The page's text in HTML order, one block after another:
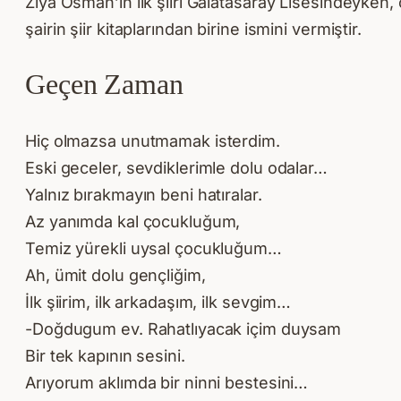
şairin şiir kitaplarından birine ismini vermiştir.
Geçen Zaman
Hiç olmazsa unutmamak isterdim.
Eski geceler, sevdiklerimle dolu odalar…
Yalnız bırakmayın beni hatıralar.
Az yanımda kal çocukluğum,
Temiz yürekli uysal çocukluğum…
Ah, ümit dolu gençliğim,
İlk şiirim, ilk arkadaşım, ilk sevgim…
-Doğdugum ev. Rahatlıyacak içim duysam
Bir tek kapının sesini.
Arıyorum aklımda bir ninni bestesini…